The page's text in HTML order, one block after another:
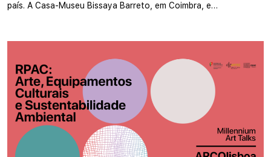
país. A Casa-Museu Bissaya Barreto, em Coimbra, e…